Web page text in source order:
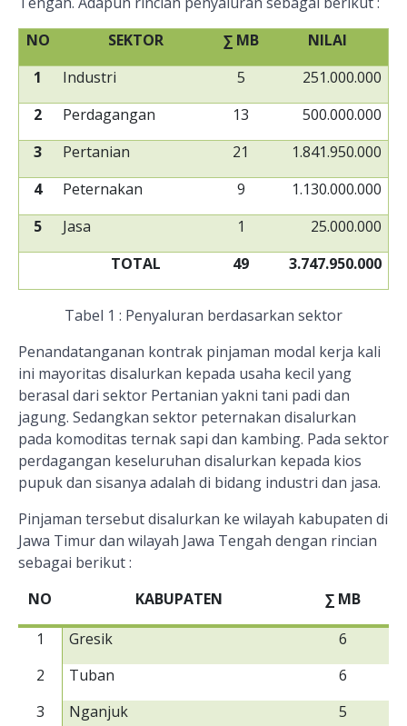
NO
SEKTOR ∑MB
NILAI
1
Industri 5
251.000.000
2
Perdagangan 13
500.000.000
3
Pertanian 21
1.841.950.000
4
Peternakan 9
1.130.000.000
5
Jasa 1
25.000.000
TOTAL
49 3.747.950.000
Tabel 1 : Penyaluran berdasarkan sektor
Penandatanganan kontrak pinjaman modal kerja kali
ini mayoritas disalurkan kepada usaha kecil yang
berasal dari sektor Pertanian yakni tani padi dan
jagung. Sedangkan sektor peternakan disalurkan
pada komoditas ternak sapi dan kambing. Pada sektor
perdagangan keseluruhan disalurkan kepada kios
pupuk dan sisanya adalah di bidang industri dan jasa.
Pinjaman tersebut disalurkan ke wilayah kabupaten di
Jawa Timur dan wilayah Jawa Tengah dengan rincian
sebagai berikut :
NO
KABUPATEN ∑MB
1
Gresik
6
2
Tuban
6
3
Nganjuk
5